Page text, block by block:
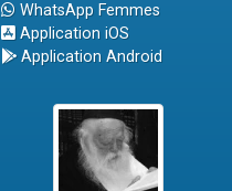
WhatsApp Femmes
Application iOS
Application Android